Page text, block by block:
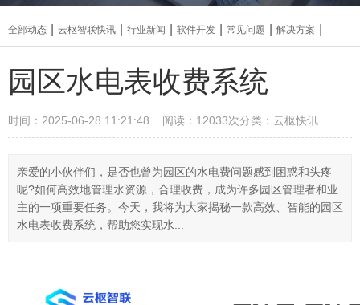
全部动态 云枢智联快讯 行业新闻 软件开发 常见问题 解决方案
园区水电表收费系统
时间：2025-06-28 11:21:48 阅读：12033次分类：云枢快讯
亲爱的小伙伴们，是否也曾为园区的水电费问题感到困惑和头疼
呢?如何高效地管理水资源，合理收费，成为许多园区管理者和业
主的一项重要任务。今天，我将为大家揭秘一款高效、智能的园区
水电表收费系统，帮助您实现水...